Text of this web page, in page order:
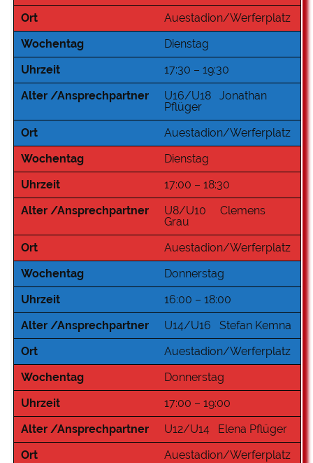
Ort
Auestadion/Werferplatz
Wochentag
Dienstag
Uhrzeit
17:30 – 19:30
Alter /Ansprechpartner
U16/U18 Jonathan
Pflüger
Ort
Auestadion/Werferplatz
Wochentag
Dienstag
Uhrzeit
17:00 – 18:30
Alter /Ansprechpartner
U8/U10 Clemens
Grau
Ort
Auestadion/Werferplatz
Wochentag
Donnerstag
Uhrzeit
16:00 – 18:00
Alter /Ansprechpartner
U14/U16 Stefan Kemna
Ort
Auestadion/Werferplatz
Wochentag
Donnerstag
Uhrzeit
17:00 – 19:00
Alter /Ansprechpartner
U12/U14 Elena Pflüger
Ort
Auestadion/Werferplatz